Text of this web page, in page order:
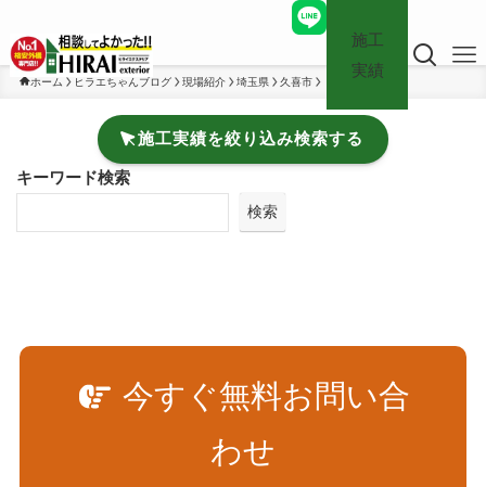
施工
実績
ホーム ヒラエちゃんブログ 現場紹介 埼玉県 久喜市
施工実績を絞り込み検索する
キーワード検索
検索
今すぐ無料お問い合
わせ